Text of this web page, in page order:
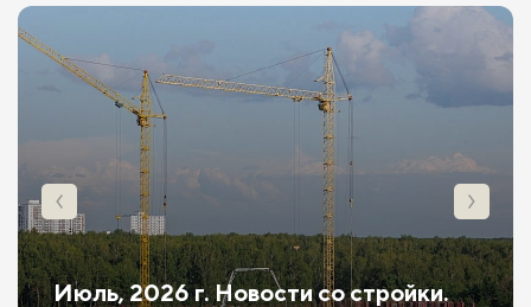
Июль, 2026 г. Новости со стройки.